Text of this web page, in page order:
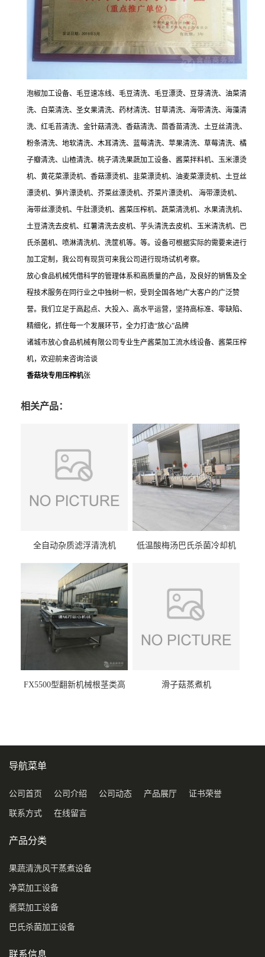
泡椒加工设备、毛豆速冻线、毛豆清洗、毛豆漂烫、豆芽清洗、油菜清
洗、白菜清洗、圣女果清洗、药材清洗、甘草清洗、海带清洗、海藻清
洗、红毛苔清洗、金针菇清洗、香菇清洗、茴香苗清洗、土豆丝清洗、
粉条清洗、地软清洗、木耳清洗、蓝莓清洗、苹果清洗、草莓清洗、橘
子瓣清洗、山楂清洗、桃子清洗果蔬加工设备、酱菜拌料机、玉米漂烫
机、黄花菜漂烫机、香菇漂烫机、韭菜漂烫机、油麦菜漂烫机、土豆丝
漂烫机、笋片漂烫机、芥菜丝漂烫机、芥菜片漂烫机、 海带漂烫机、
海带丝漂烫机、牛肚漂烫机、酱菜压榨机、蔬菜清洗机、水果清洗机、
土豆清洗去皮机、红薯清洗去皮机、芋头清洗去皮机、玉米清洗机、巴
氏杀菌机、喷淋清洗机、洗筐机等。等。设备可根据实际的需要来进行
加工定制，我公司有现货可来我公司进行现场试机考察。
放心食品机械凭借科学的管理体系和高质量的产品，及良好的销售及全
程技术服务在同行业之中独树一帜，受到全国各地广大客户的广泛赞
誉。我们立足于高起点、大投入、高水平运营，坚持高标准、零缺陷、
精细化，抓住每一个发展环节，全力打造“放心”品牌
诸城市放心食品机械有限公司专业生产酱菜加工流水线设备、酱菜压榨
机，欢迎前来咨询洽谈
香菇块专用压榨机张
相关产品：
全自动杂质滤浮清洗机 低温酸梅汤巴氏杀菌冷却机
FX5500型翻新机械根茎类高
滑子菇蒸煮机
导航菜单
公司首页 公司介绍 公司动态 产品展厅 证书荣誉
联系方式 在线留言
产品分类
果蔬清洗风干蒸煮设备
净菜加工设备
酱菜加工设备
巴氏杀菌加工设备
联系信息